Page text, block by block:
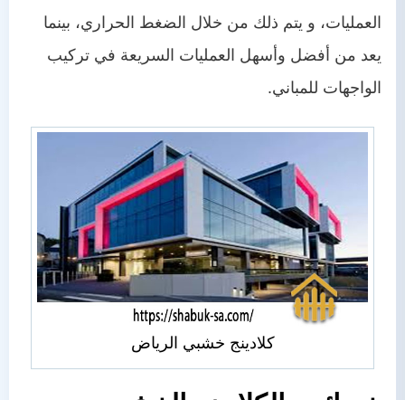
العمليات، و يتم ذلك من خلال الضغط الحراري، بينما
يعد من أفضل وأسهل العمليات السريعة في تركيب
الواجهات للمباني.
كلادينج خشبي الرياض